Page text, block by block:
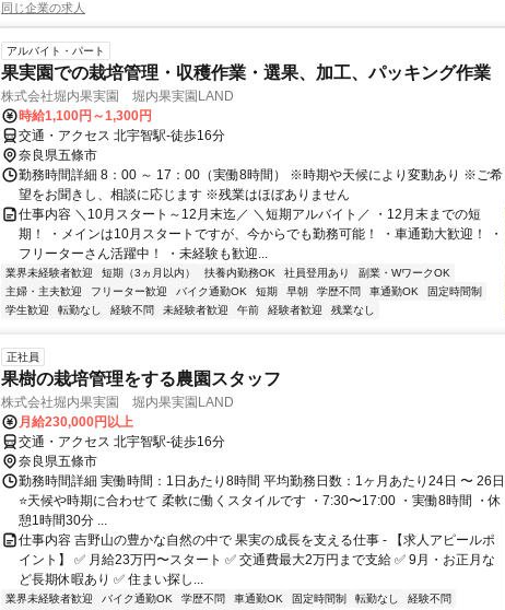
同じ企業の求人
アルバイト・パート
果実園での栽培管理・収穫作業・選果、加工、パッキング作業
株式会社堀内果実園 堀内果実園LAND
時給1,100円～1,300円
交通・アクセス 北宇智駅-徒歩16分
奈良県五條市
勤務時間詳細 8：00 ～ 17：00（実働8時間） ※時期や天候により変動あり ※ご希
望をお聞きし、相談に応じます ※残業はほぼありません
仕事内容 ＼10月スタート～12月末迄／ ＼短期アルバイト／ ・12月末までの短
期！ ・メインは10月スタートですが、今からでも勤務可能！ ・車通勤大歓迎！ ・
フリーターさん活躍中！ ・未経験も歓迎...
業界未経験者歓迎 短期（3ヵ月以内） 扶養内勤務OK 社員登用あり
副業・WワークOK
主婦・主夫歓迎
フリーター歓迎 バイク通勤OK 短期 早朝 学歴不問 車通勤OK
固定時間制
学生歓迎
転勤なし 経験不問 未経験者歓迎 午前 経験者歓迎 残業なし
正社員
果樹の栽培管理をする農園スタッフ
株式会社堀内果実園 堀内果実園LAND
月給230,000円以上
交通・アクセス 北宇智駅-徒歩16分
奈良県五條市
勤務時間詳細 実働時間：1日あたり8時間 平均勤務日数：1ヶ月あたり24日 〜 26日
⭐天候や時期に合わせて 柔軟に働くスタイルです ・7:30〜17:00 ・実働8時間 ・休
憩1時間30分 ...
仕事内容 吉野山の豊かな自然の中で 果実の成長を支える仕事 - 【求人アピールポ
イント】 ✅ 月給23万円〜スタート ✅ 交通費最大2万円まで支給 ✅ 9月・お正月な
ど長期休暇あり ✅ 住まい探し...
業界未経験者歓迎 バイク通勤OK 学歴不問 車通勤OK 固定時間制 転勤なし
経験不問